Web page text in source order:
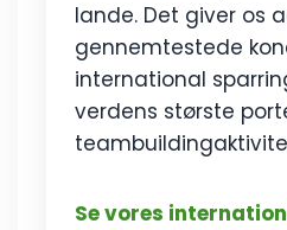
lande. Det giver os
gennemtestede
international
verdens største
Se vores